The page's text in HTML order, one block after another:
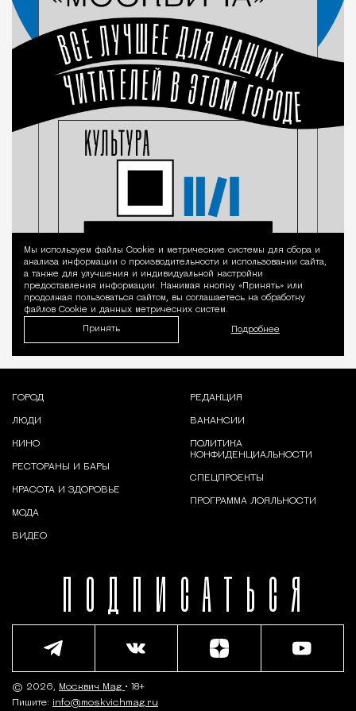
Уведомление
Мы используем файлы Сookie и метрические системы для сбора и
анализа информации о производительности и использовании сайта,
а также для улучшения и индивидуальной настройки
предоставления информации. Нажимая кнопку «Принять» или
продолжая пользоваться сайтом, вы соглашаетесь на обработку
файлов Cookie и данных метрических систем.
Принять Подробнее
ПОДПИСАТЬСЯ
ГОРОД
ЛЮДИ
КИНО
РЕСТОРАНЫ И БАРЫ
КРАСОТА И ЗДОРОВЬЕ
МОДА
ВИДЕО
РЕДАКЦИЯ
ВАКАНСИИ
ПОЛИТИКА
КОНФИДЕНЦИАЛЬНОСТИ
СПЕЦПРОЕКТЫ
ПРОГРАММА ЛОЯЛЬНОСТИ
© 2026, Москвич Mag • 18+
Пишите: info@moskvichmag.ru